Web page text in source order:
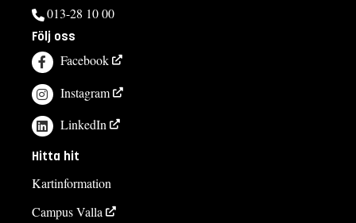
013-28 10 00
Följ oss
Facebook
Instagram
LinkedIn
Hitta hit
Kartinformation
Campus Valla